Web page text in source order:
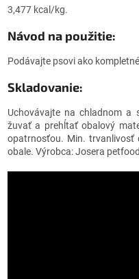
3,477 kcal/kg.
Návod na použitie:
Podávajte psovi ako
Skladovanie:
Uchovávajte na chladnom a
žuvať a prehĺtať obalový
opatrnosťou. Min. trvanlivosť
obale. Výrobca: Josera